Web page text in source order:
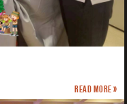
Read more »